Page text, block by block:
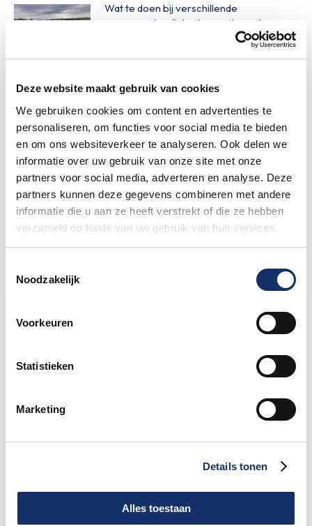
Deze website maakt gebruik van cookies
We gebruiken cookies om content en advertenties te
personaliseren, om functies voor social media te bieden
en om ons websiteverkeer te analyseren. Ook delen we
informatie over uw gebruik van onze site met onze
partners voor social media, adverteren en analyse. Deze
partners kunnen deze gegevens combineren met andere
informatie die u aan ze heeft verstrekt of die ze hebben
verzameld op basis van uw gebruik van hun services.
Noodzakelijk
Voorkeuren
Statistieken
Marketing
Details tonen
Alles toestaan
Wat te doen bij verschillende
weersomstandigheden op de route
Daginschrijvingen Obvion Limburgs
27 mei 2026
Nieuw betaalsysteem op het
festivalterrein
27 mei 2026
Limburgs Mooiste Nieuws
Maar liefst €88.049,- opgehaald voor het
Speciale damestoiletten van Fons Bikes